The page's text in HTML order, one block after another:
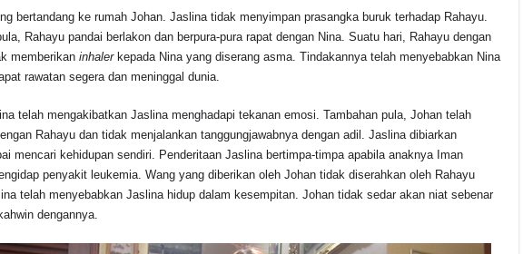
bertandang ke rumah Johan. Jaslina tidak menyimpan prasangka buruk terhadap Rahayu.
Rahayu pandai berlakon dan berpura-pura rapat dengan Nina. Suatu hari, Rahayu dengan
memberikan inhalerkepada Nina yang diserang asma. Tindakannya telah menyebabkan Nina
rawatan segera dan meninggal dunia.
telah mengakibatkan Jaslina menghadapi tekanan emosi. Tambahan pula, Johan telah
Rahayu dan tidak menjalankan tanggungjawabnya dengan adil. Jaslina dibiarkan
mencari kehidupan sendiri. Penderitaan Jaslina bertimpa-timpa apabila anaknya Iman
penyakit leukemia. Wang yang diberikan oleh Johan tidak diserahkan oleh Rahayu
telah menyebabkan Jaslina hidup dalam kesempitan. Johan tidak sedar akan niat sebenar
dengannya.